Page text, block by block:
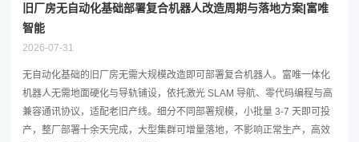
旧厂房无自动化基础部署复合机器人改造周期与落地方案|富唯
智能
2026-07-31
无自动化基础的旧厂房无需大规模改造即可部署复合机器人。富唯一体化
机器人无需地面硬化与导轨铺设，依托激光 SLAM 导航、零代码编程与高
兼容通讯协议，适配老旧产线。细分不同部署规模，小批量 3-7 天即可投
产，整厂部署十余天完成，大型集群可增量落地，不影响正常生产，高效